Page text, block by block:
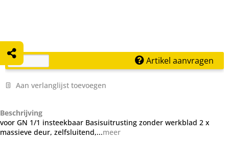
Artikel aanvragen
Aan verlanglijst toevoegen
Beschrijving
voor GN 1/1 insteekbaar Basisuitrusting zonder werkblad 2 x
massieve deur, zelfsluitend,...meer